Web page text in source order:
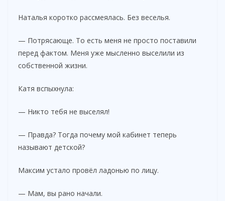
d
Наталья коротко рассмеялась. Без веселья.
— Потрясающе. То есть меня не просто поставили
перед фактом. Меня уже мысленно выселили из
собственной жизни.
Катя вспыхнула:
— Никто тебя не выселял!
— Правда? Тогда почему мой кабинет теперь
называют детской?
Максим устало провёл ладонью по лицу.
— Мам, вы рано начали.